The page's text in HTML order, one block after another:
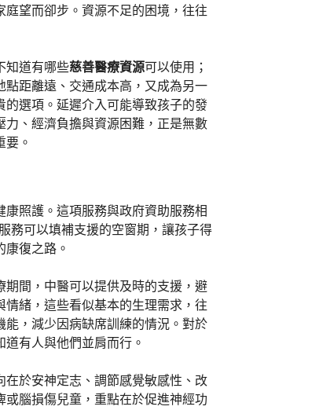
望而卻步。資源不足的困境，往往
知道有哪些慈善醫療資源可以使用；
距離遠、交通成本高，又成為另一
選項。延遲介入可能導致孩子的發
、經濟負擔與資源困難，正是無數
要。
照護。這項服務與政府資助服務相
務可以填補支援的空窗期，讓孩子得
復之路。
間，中醫可以提供及時的支援，避
情緒，這些看似基本的生理需求，往
，減少因病缺席訓練的情況。對於
有人與他們並肩而行。
於安神定志、調節感覺敏感性、改
或腦損傷兒童，重點在於促進神經功